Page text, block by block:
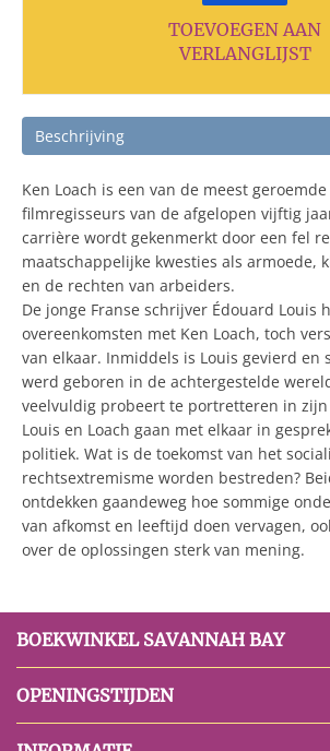
TOEVOEGEN AAN
VERLANGLIJST
Beschrijving
Ken Loach is een van de meest
filmregisseurs van de afgelopen vijftig
carrière wordt gekenmerkt door een fel
maatschappelijke kwesties als armoede,
en de rechten van arbeiders.
De jonge Franse schrijver Édouard Louis
overeenkomsten met Ken Loach, toch
van elkaar. Inmiddels is Louis gevierd en
werd geboren in de achtergestelde
veelvuldig probeert te portretteren in
Louis en Loach gaan met elkaar in
politiek. Wat is de toekomst van het
rechtsextremisme worden bestreden?
ontdekken gaandeweg hoe sommige
van afkomst en leeftijd doen vervagen,
over de oplossingen sterk van mening.
BOEKWINKEL SAVANNAH BAY
OPENINGSTIJDEN